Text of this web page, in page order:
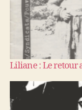
Liliane : Le retour